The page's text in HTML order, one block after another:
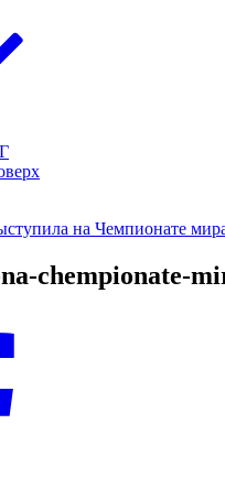
на Чемпионате
chempionate-